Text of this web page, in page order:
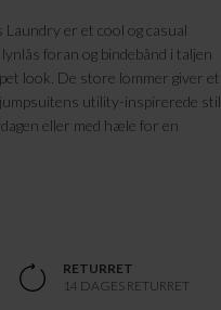
er et cool og casual
foran og bindebånd i taljen
look. De store lommer giver et
utility-inspirerede stil.
eller med hæle for en
RETURRET
14 DAGES RETURRET